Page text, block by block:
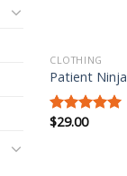
CLOTHING
Patient Ninja
Được xếp
$29.00